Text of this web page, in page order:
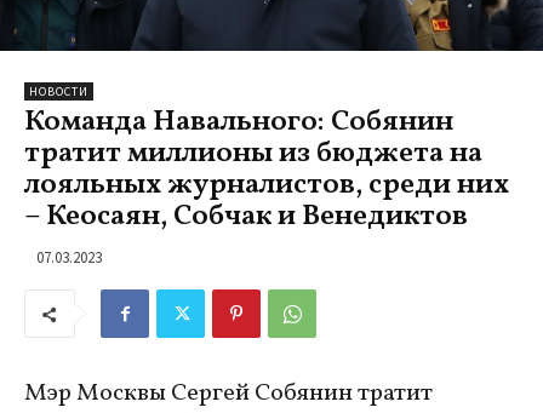
НОВОСТИ
Команда Навального: Собянин
тратит миллионы из бюджета на
лояльных журналистов, среди них
– Кеосаян, Собчак и Венедиктов
07.03.2023
Мэр Москвы Сергей Собянин тратит